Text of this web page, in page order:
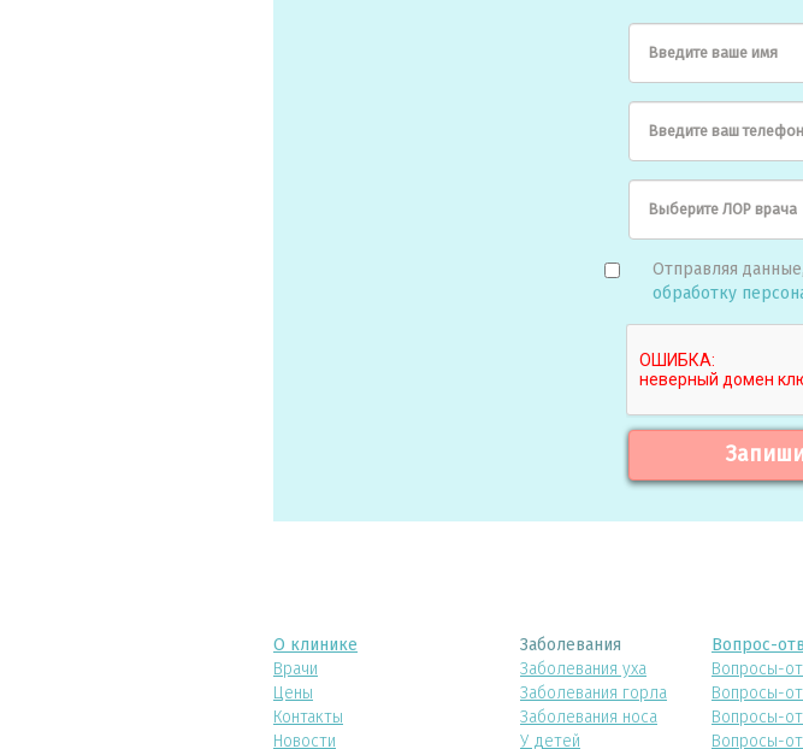
Введите ваше имя
Введите ваш телефон
Отправляя
обработку
О клинике
Врачи
Цены
Контакты
Новости
Заболевания
Заболевания уха
Заболевания горла
Заболевания носа
У детей
Вопрос-
Вопросы-
Вопросы-
Вопросы-
Вопросы-